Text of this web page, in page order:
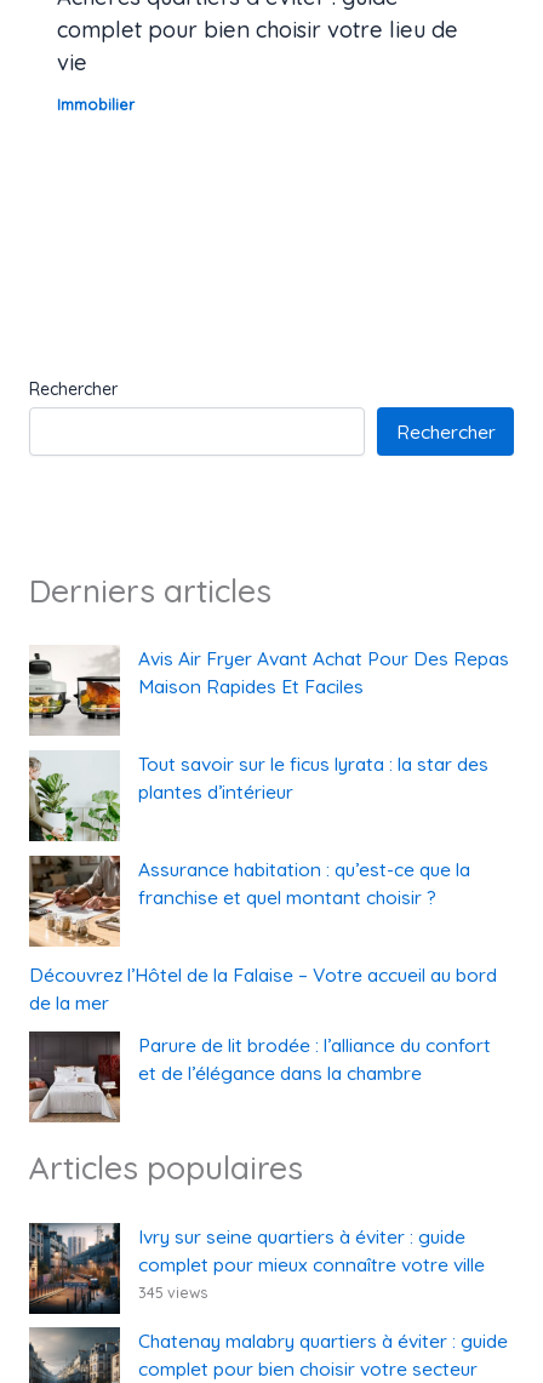
complet pour bien choisir votre lieu de
vie
Immobilier
Rechercher
Rechercher
Derniers articles
Avis Air Fryer Avant Achat Pour Des Repas
Maison Rapides Et Faciles
Tout savoir sur le ficus lyrata : la star des
plantes d’intérieur
Assurance habitation : qu’est-ce que la
franchise et quel montant choisir ?
Découvrez l’Hôtel de la Falaise – Votre accueil au bord
de la mer
Parure de lit brodée : l’alliance du confort
et de l’élégance dans la chambre
Articles populaires
Ivry sur seine quartiers à éviter : guide
complet pour mieux connaître votre ville
345 views
Chatenay malabry quartiers à éviter : guide
complet pour bien choisir votre secteur